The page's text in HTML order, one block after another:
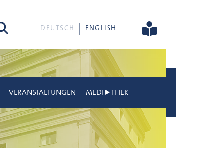
DEUTSCH ENGLISH
VERANSTALTUNGEN MEDI▶THEK